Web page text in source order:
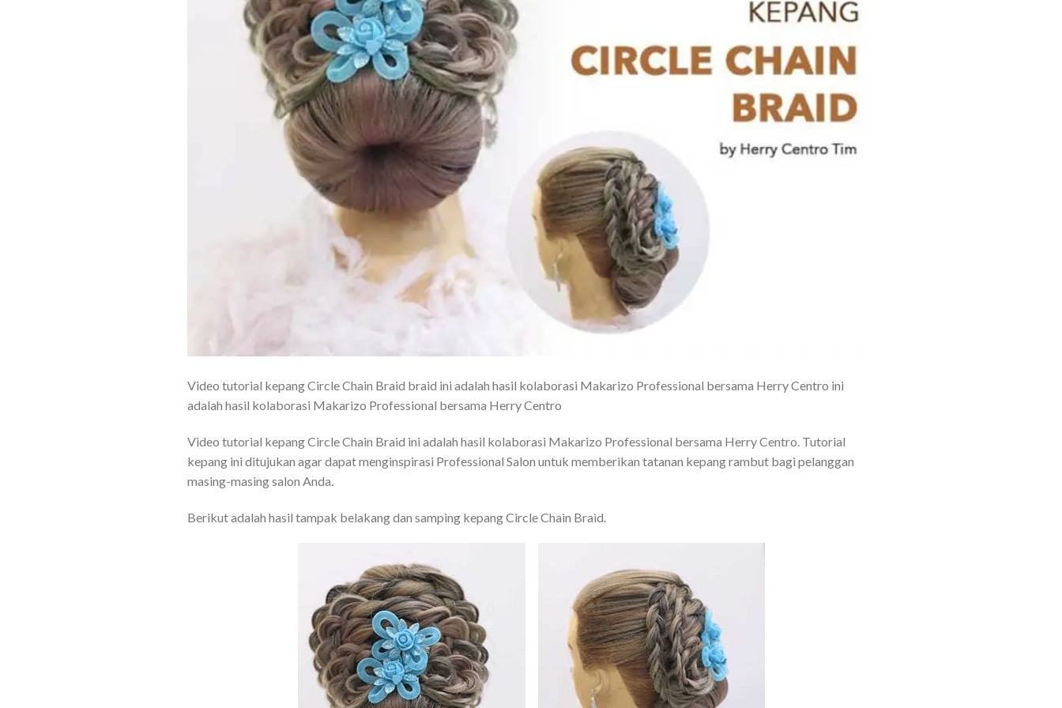
Video tutorial kepang Circle Chain Braid braid ini adalah hasil kolaborasi Makarizo Professional bersama Herry Centro ini
adalah hasil kolaborasi Makarizo Professional bersama Herry Centro
Video tutorial kepang Circle Chain Braid ini adalah hasil kolaborasi Makarizo Professional bersama Herry Centro. Tutorial
kepang ini ditujukan agar dapat menginspirasi Professional Salon untuk memberikan tatanan kepang rambut bagi pelanggan
masing-masing salon Anda.
Berikut adalah hasil tampak belakang dan samping kepang Circle Chain Braid.